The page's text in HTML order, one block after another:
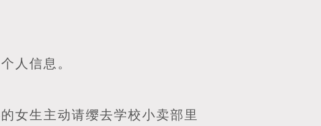
人信息。
女生主动请缨去学校小卖部里